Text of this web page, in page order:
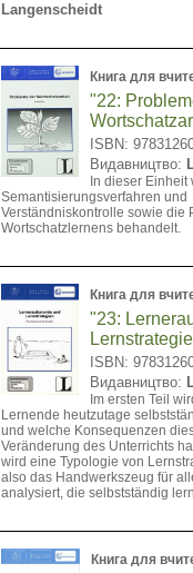
Langenscheidt
Книга для
"22:
ISBN:
Видавництво:
In dieser
Semantisierungsverfahren und
Verständniskontrolle sowie die
Wortschatzlernens behandelt.
Книга для
"23:
ISBN:
Видавництво:
Im ersten Teil
Lernende heutzutage
und welche Konsequenzen
Veränderung des Unterrichts
wird eine Typologie von
also das Handwerkszeug für
analysiert, die selbstständig
Книга для